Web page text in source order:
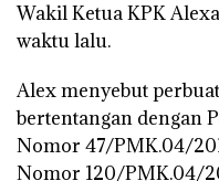
Wakil Ketua KPK
waktu lalu.
Alex menyebut
bertentangan dengan
Nomor 47/PMK.04/
Nomor 120/PMK.04/